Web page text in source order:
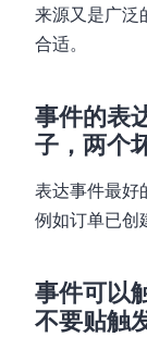
来源又是广泛
合适。
事件的表
子，两个
表达事件最好
例如订单已创
事件可以
不要贴触